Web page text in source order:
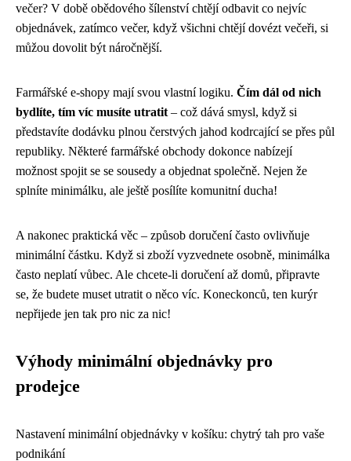
večer? V době obědového šílenství chtějí odbavit co nejvíc
objednávek, zatímco večer, když všichni chtějí dovézt večeři, si
můžou dovolit být náročnější.
Farmářské e-shopy mají svou vlastní logiku. Čím dál od nich
bydlíte, tím víc musíte utratit – což dává smysl, když si
představíte dodávku plnou čerstvých jahod kodrcající se přes půl
republiky. Některé farmářské obchody dokonce nabízejí
možnost spojit se se sousedy a objednat společně. Nejen že
splníte minimálku, ale ještě posílíte komunitní ducha!
A nakonec praktická věc – způsob doručení často ovlivňuje
minimální částku. Když si zboží vyzvednete osobně, minimálka
často neplatí vůbec. Ale chcete-li doručení až domů, připravte
se, že budete muset utratit o něco víc. Koneckonců, ten kurýr
nepřijede jen tak pro nic za nic!
Výhody minimální objednávky pro
prodejce
Nastavení minimální objednávky v košíku: chytrý tah pro vaše
podnikání